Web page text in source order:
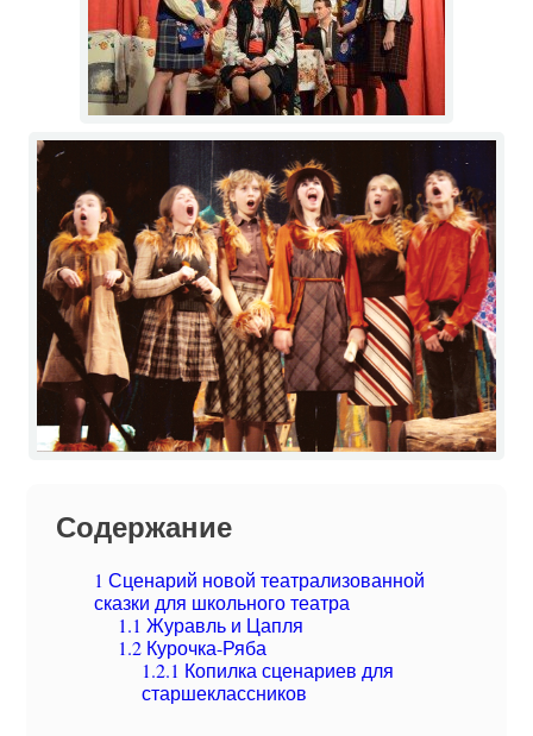
Содержание
1 Сценарий новой театрализованной
сказки для школьного театра
1.1 Журавль и Цапля
1.2 Курочка-Ряба
1.2.1 Копилка сценариев для
старшеклассников